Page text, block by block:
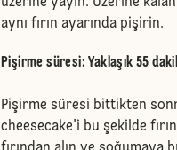
aynı fırın ayarında pişirin.
Pişirme süresi: Yaklaşık 55
Pişirme süresi bittikten
cheesecake'i bu şekilde